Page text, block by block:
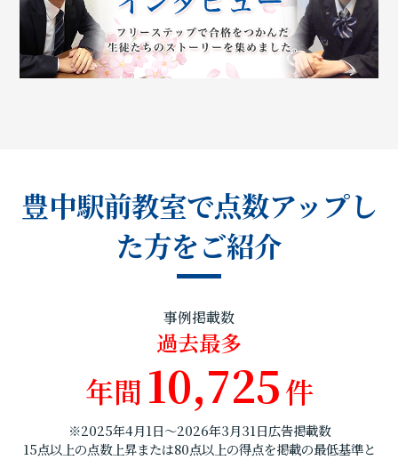
豊中駅前教室で点数アップし
た方をご紹介
事例掲載数
過去最多
年間 10,725件
※2025年4月1日～2026年3月31日広告掲載数
15点以上の点数上昇または80点以上の得点を掲載の最低基準と